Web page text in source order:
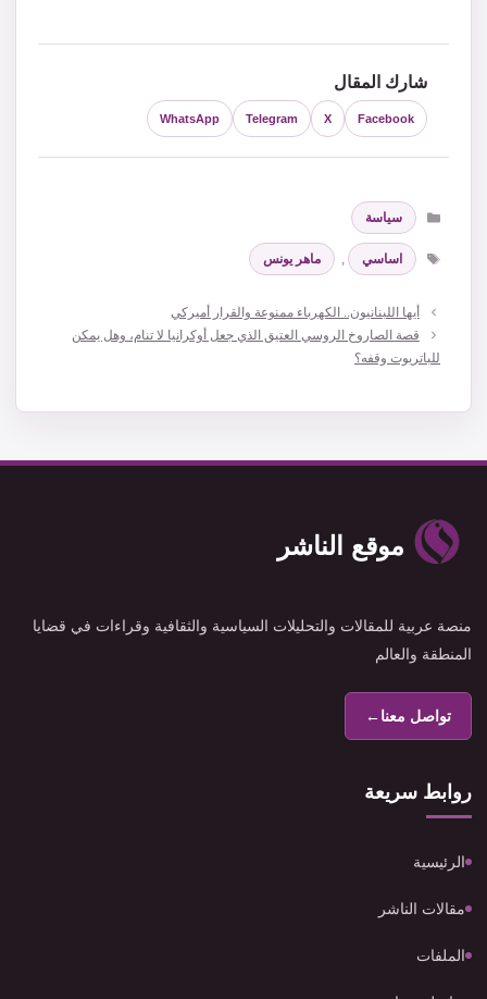
شارك المقال
Facebook
X
Telegram
WhatsApp
التصنيفات
سياسة
الوسوم
اساسي , ماهر يونس
أيها اللبنانيون.. الكهرباء ممنوعة والقرار أميركي
قصة الصاروخ الروسي العتيق الذي جعل أوكرانيا لا تنام، وهل يمكن
للباتريوت وقفه؟
موقع الناشر
منصة عربية للمقالات والتحليلات السياسية والثقافية وقراءات في قضايا
المنطقة والعالم
تواصل معنا←
روابط سريعة
الرئيسية
مقالات الناشر
الملفات